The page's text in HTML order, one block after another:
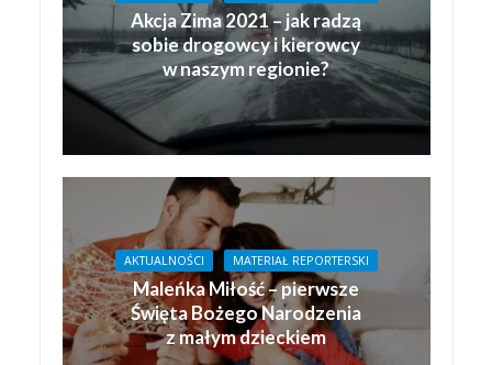
Akcja Zima 2021 – jak radzą
sobie drogowcy i kierowcy
w naszym regionie?
AKTUALNOŚCI MATERIAŁ REPORTERSKI
Maleńka Miłość – pierwsze
Święta Bożego Narodzenia
z małym dzieckiem